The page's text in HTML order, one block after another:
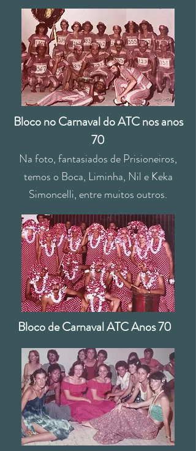
Bloco no Carnaval do ATC nos anos
70
Na foto, fantasiados de Prisioneiros,
temos o Boca, Liminha, Nil e Keka
Simoncelli, entre muitos outros.
Bloco de Carnaval ATC Anos 70